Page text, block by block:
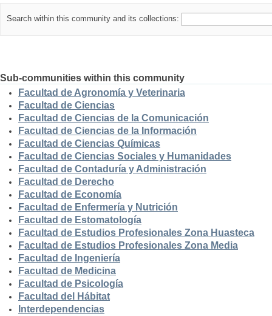
Search within this community and its collections:
Sub-communities within this community
Facultad de Agronomía y Veterinaria
Facultad de Ciencias
Facultad de Ciencias de la Comunicación
Facultad de Ciencias de la Información
Facultad de Ciencias Químicas
Facultad de Ciencias Sociales y Humanidades
Facultad de Contaduría y Administración
Facultad de Derecho
Facultad de Economía
Facultad de Enfermería y Nutrición
Facultad de Estomatología
Facultad de Estudios Profesionales Zona Huasteca
Facultad de Estudios Profesionales Zona Media
Facultad de Ingeniería
Facultad de Medicina
Facultad de Psicología
Facultad del Hábitat
Interdependencias